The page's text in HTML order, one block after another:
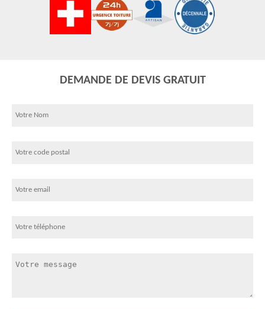
DEMANDE DE DEVIS GRATUIT